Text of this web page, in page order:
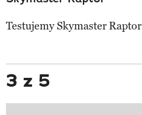
Testujemy Skymaster Raptor
3 z 5